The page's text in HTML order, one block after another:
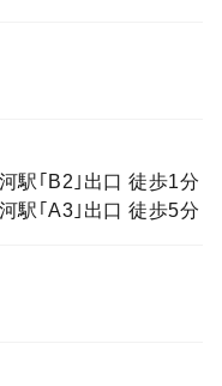
駅｢B2｣出口 徒歩1分
駅｢A3｣出口 徒歩5分